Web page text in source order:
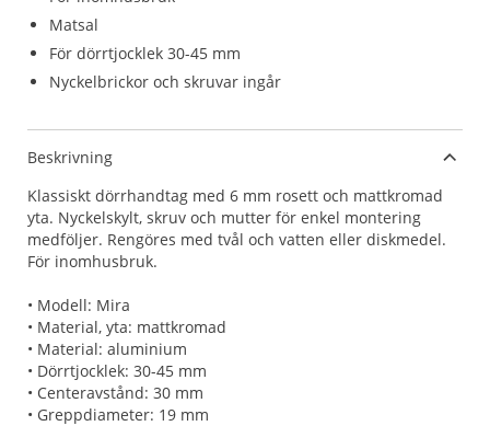
Matsal
För dörrtjocklek 30-45 mm
Nyckelbrickor och skruvar ingår
Beskrivning
Klassiskt dörrhandtag med 6 mm rosett och mattkromad
yta. Nyckelskylt, skruv och mutter för enkel montering
medföljer. Rengöres med tvål och vatten eller diskmedel.
För inomhusbruk.
• Modell: Mira
• Material, yta: mattkromad
• Material: aluminium
• Dörrtjocklek: 30-45 mm
• Centeravstånd: 30 mm
• Greppdiameter: 19 mm